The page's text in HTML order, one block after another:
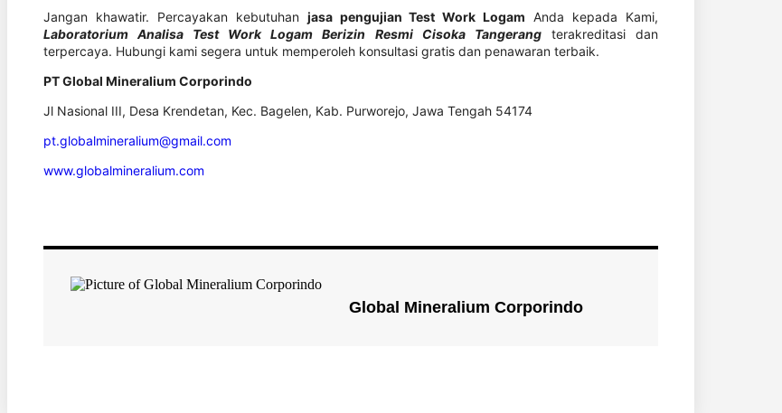
Jangan khawatir. Percayakan kebutuhan jasa pengujian Test Work Logam Anda kepada Kami,
Laboratorium Analisa Test Work Logam Berizin Resmi Cisoka Tangerangterakreditasi dan
terpercaya. Hubungi kami segera untuk memperoleh konsultasi gratis dan penawaran terbaik.
PT Global Mineralium Corporindo
Jl Nasional III, Desa Krendetan, Kec. Bagelen, Kab. Purworejo, Jawa Tengah 54174
pt.globalmineralium@gmail.com
www.globalmineralium.com
Global Mineralium Corporindo